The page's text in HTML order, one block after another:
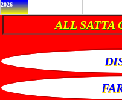
2026
ALL SATTA